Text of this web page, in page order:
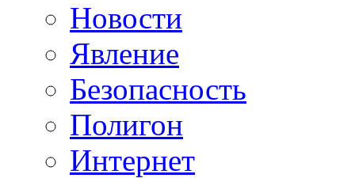
Новости
Явление
Безопасность
Полигон
Интернет